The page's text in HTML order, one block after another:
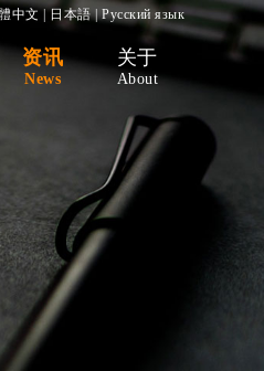
中文 日本語 | Русский язык
资讯
News
关于
About